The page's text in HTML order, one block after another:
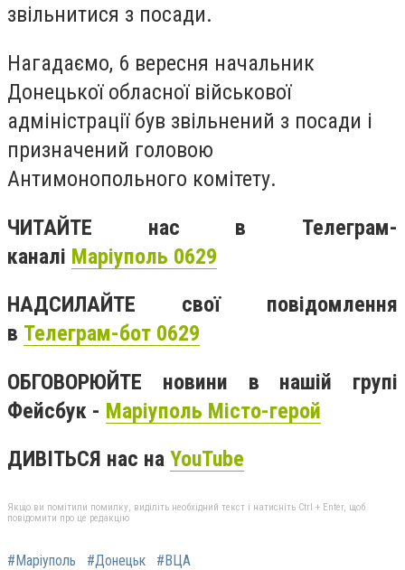
звільнитися з посади.
Нагадаємо, 6 вересня начальник
Донецької обласної військової
адміністрації був звільнений з посади і
призначений головою
Антимонопольного комітету.
ЧИТАЙТЕ нас в Телеграм-
каналі Маріуполь 0629
НАДСИЛАЙТЕ свої повідомлення
в Телеграм-бот 0629
ОБГОВОРЮЙТЕ новини в нашій групі
Фейсбук - Маріуполь Місто-герой
ДИВІТЬСЯ нас на YouTube
Якщо ви помітили помилку, виділіть необхідний текст і натисніть Ctrl + Enter, щоб
повідомити про це редакцію
#Маріуполь #Донецьк #ВЦА